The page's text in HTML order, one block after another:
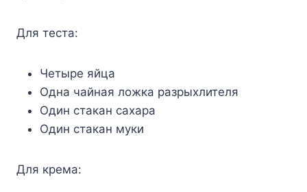
Для теста:
Четыре яйца
Одна чайная ложка разрыхлителя
Один стакан сахара
Один стакан муки
Для крема: